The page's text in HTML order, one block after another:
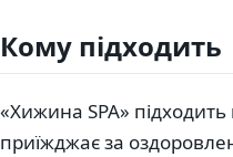
Кому підходить
«Хижина SPA»
приїжджає за